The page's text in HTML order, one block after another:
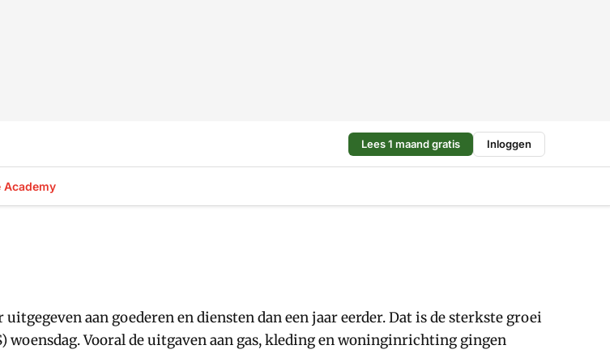
Lees 1 maand gratis Inloggen
Academy
aan goederen en diensten dan een jaar eerder. Dat is de sterkste groei
woensdag. Vooral de uitgaven aan gas, kleding en woninginrichting gingen